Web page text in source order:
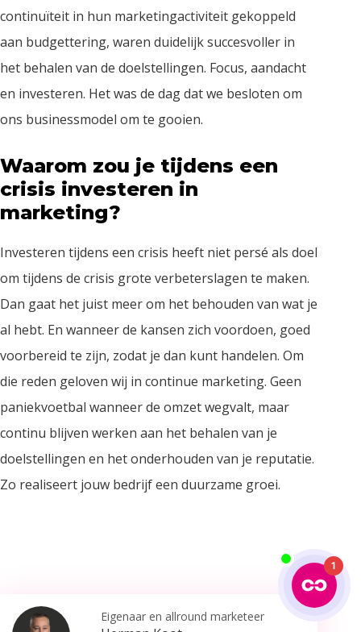
Eigenaar en allround marketeer
continuïteit in hun marketingactiviteit gekoppeld
aan budgettering, waren duidelijk succesvoller in
het behalen van de doelstellingen. Focus, aandacht
en investeren. Het was de dag dat we besloten om
ons businessmodel om te gooien.
Waarom zou je tijdens een
crisis investeren in
marketing?
Investeren tijdens een crisis heeft niet persé als doel
om tijdens de crisis grote verbeterslagen te maken.
Dan gaat het juist meer om het behouden van wat je
al hebt. En wanneer de kansen zich voordoen, goed
voorbereid te zijn, zodat je dan kunt handelen. Om
die reden geloven wij in continue marketing. Geen
paniekvoetbal wanneer de omzet wegvalt, maar
continu blijven werken aan het behalen van je
doelstellingen en het onderhouden van je reputatie.
Zo realiseert jouw bedrijf een duurzame groei.
1